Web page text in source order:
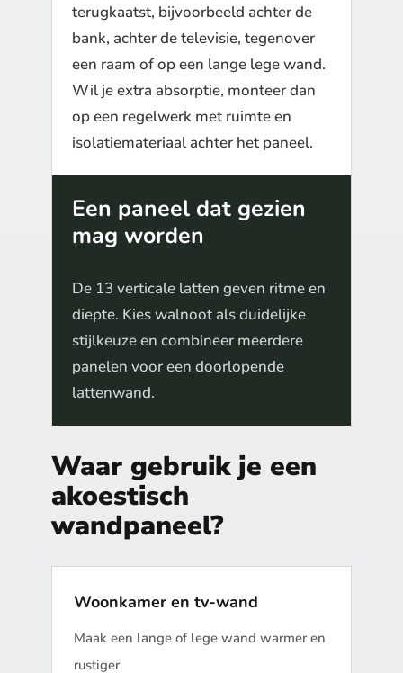
terugkaatst, bijvoorbeeld achter de
bank, achter de televisie, tegenover
een raam of op een lange lege wand.
Wil je extra absorptie, monteer dan
op een regelwerk met ruimte en
isolatiemateriaal achter het paneel.
Een paneel dat gezien
mag worden
De 13 verticale latten geven ritme en
diepte. Kies walnoot als duidelijke
stijlkeuze en combineer meerdere
panelen voor een doorlopende
lattenwand.
Waar gebruik je een
akoestisch
wandpaneel?
Woonkamer en tv-wand
Maak een lange of lege wand warmer en
rustiger.